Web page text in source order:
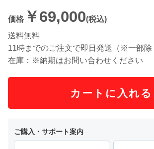
価格 ￥69,000(税込)
送料無料
11時までのご注文で即日発送（※一部除
在庫：※納期はお問い合わせください
カートに入れる